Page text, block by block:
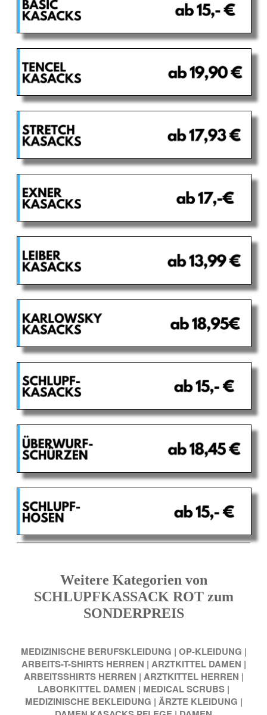
Weitere Kategorien von
SCHLUPFKASSACK ROT zum
SONDERPREIS
MEDIZINISCHE BERUFSKLEIDUNG | OP-KLEIDUNG |
ARBEITS-T-SHIRTS HERREN | ARZTKITTEL DAMEN |
ARBEITSSHIRTS HERREN | ARZTKITTEL HERREN |
LABORKITTEL DAMEN | MEDICAL SCRUBS |
MEDIZINISCHE BEKLEIDUNG | ÄRZTE KLEIDUNG |